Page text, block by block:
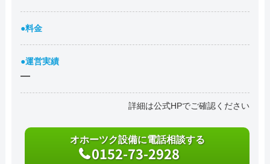
●料金
●運営実績
―
詳細は公式HPでご確認ください
オホーツク設備に電話相談する
0152-73-2928